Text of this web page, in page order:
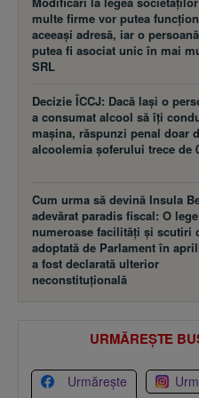
multe firme vor putea
aceeaşi adresă, iar o
putea fi asociat unic în mai
SRL
Decizie ÎCCJ: Dacă laşi o
a consumat alcool să îţi
maşina, răspunzi penal doar
alcoolemia şoferului trece de
Cum urma să devină Insula
adevărat paradis fiscal: O
numeroase facilităţi şi scutiri
adoptată de Parlament în
a fost declarată ulterior
neconstituţională
URMĂREȘTE
Urmărește